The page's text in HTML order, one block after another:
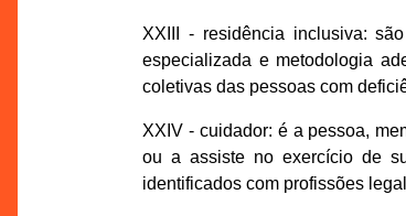
XXIII - residência inclusiva:
especializada e metodologia
coletivas das pessoas com
XXIV - cuidador: é a pessoa,
ou a assiste no exercício de
identificados com profissões